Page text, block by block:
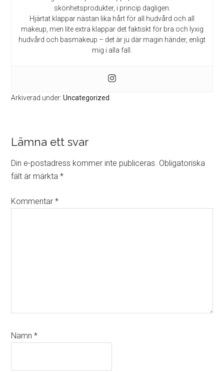
skönhetsprodukter, i princip dagligen.
Hjärtat klappar nästan lika hårt för all hudvård och all
makeup, men lite extra klappar det faktiskt för bra och lyxig
hudvård och basmakeup – det är ju där magin händer, enligt
mig i alla fall.
Arkiverad under:Uncategorized
Läsarkommentarer
Lämna ett svar
Din e-postadress kommer inte publiceras. Obligatoriska
fält är märkta*
Kommentar*
Namn*